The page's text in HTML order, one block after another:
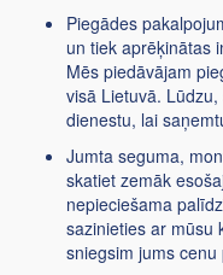
Piegādes
un tiek aprēķinātas
Mēs piedāvājam
visā Lietuvā.
dienestu, lai
Jumta seguma,
skatiet zemāk
nepieciešama
sazinieties ar mūsu
sniegsim jums cenu